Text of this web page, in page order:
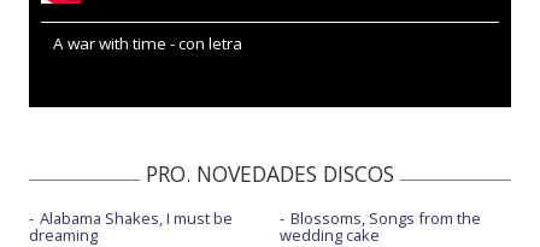
A war with time - con letra
PRO. NOVEDADES DISCOS
Alabama Shakes, I must be
dreaming
Blossoms, Songs from the
wedding cake